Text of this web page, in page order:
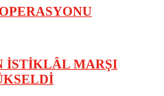
İSTİKLÂL MARŞI